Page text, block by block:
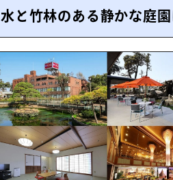
水と竹林のある静かな庭